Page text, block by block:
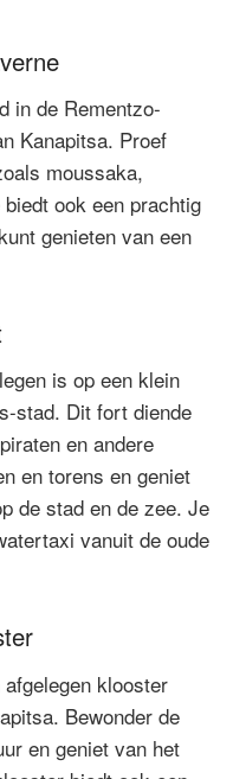
in de Rementzo-
Kanapitsa. Proef
moussaka,
ook een prachtig
genieten van een
is op een klein
stad. Dit fort diende
en andere
en torens en geniet
de stad en de zee. Je
vanuit de oude
klooster
Bewonder de
en geniet van het